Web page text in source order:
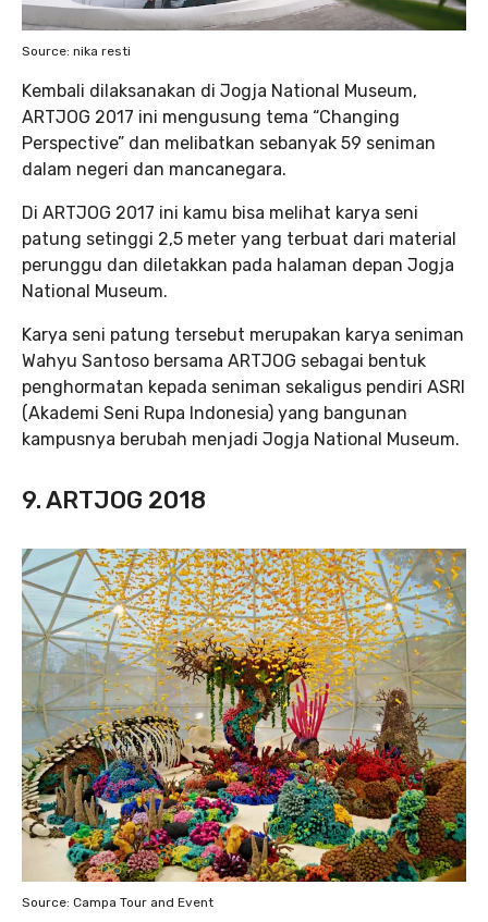
Source: nika resti
Kembali dilaksanakan di Jogja National Museum,
ARTJOG 2017 ini mengusung tema “Changing
Perspective” dan melibatkan sebanyak 59 seniman
dalam negeri dan mancanegara.
Di ARTJOG 2017 ini kamu bisa melihat karya seni
patung setinggi 2,5 meter yang terbuat dari material
perunggu dan diletakkan pada halaman depan Jogja
National Museum.
Karya seni patung tersebut merupakan karya seniman
Wahyu Santoso bersama ARTJOG sebagai bentuk
penghormatan kepada seniman sekaligus pendiri ASRI
(Akademi Seni Rupa Indonesia) yang bangunan
kampusnya berubah menjadi Jogja National Museum.
9. ARTJOG 2018
Source: Campa Tour and Event